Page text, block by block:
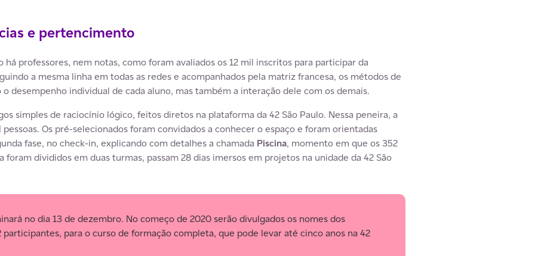
e pertencimento
há professores, nem notas, como foram avaliados os 12 mil inscritos para participar da
a mesma linha em todas as redes e acompanhados pela matriz francesa, os métodos de
desempenho individual de cada aluno, mas também a interação dele com os demais.
simples de raciocínio lógico, feitos diretos na plataforma da 42 São Paulo. Nessa peneira, a
Os pré-selecionados foram convidados a conhecer o espaço e foram orientadas
fase, no check-in, explicando com detalhes a chamada Piscina, momento em que os 352
foram divididos em duas turmas, passam 28 dias imersos em projetos na unidade da 42 São
no dia 13 de dezembro. No começo de 2020 serão divulgados os nomes dos
para o curso de formação completa, que pode levar até cinco anos na 42